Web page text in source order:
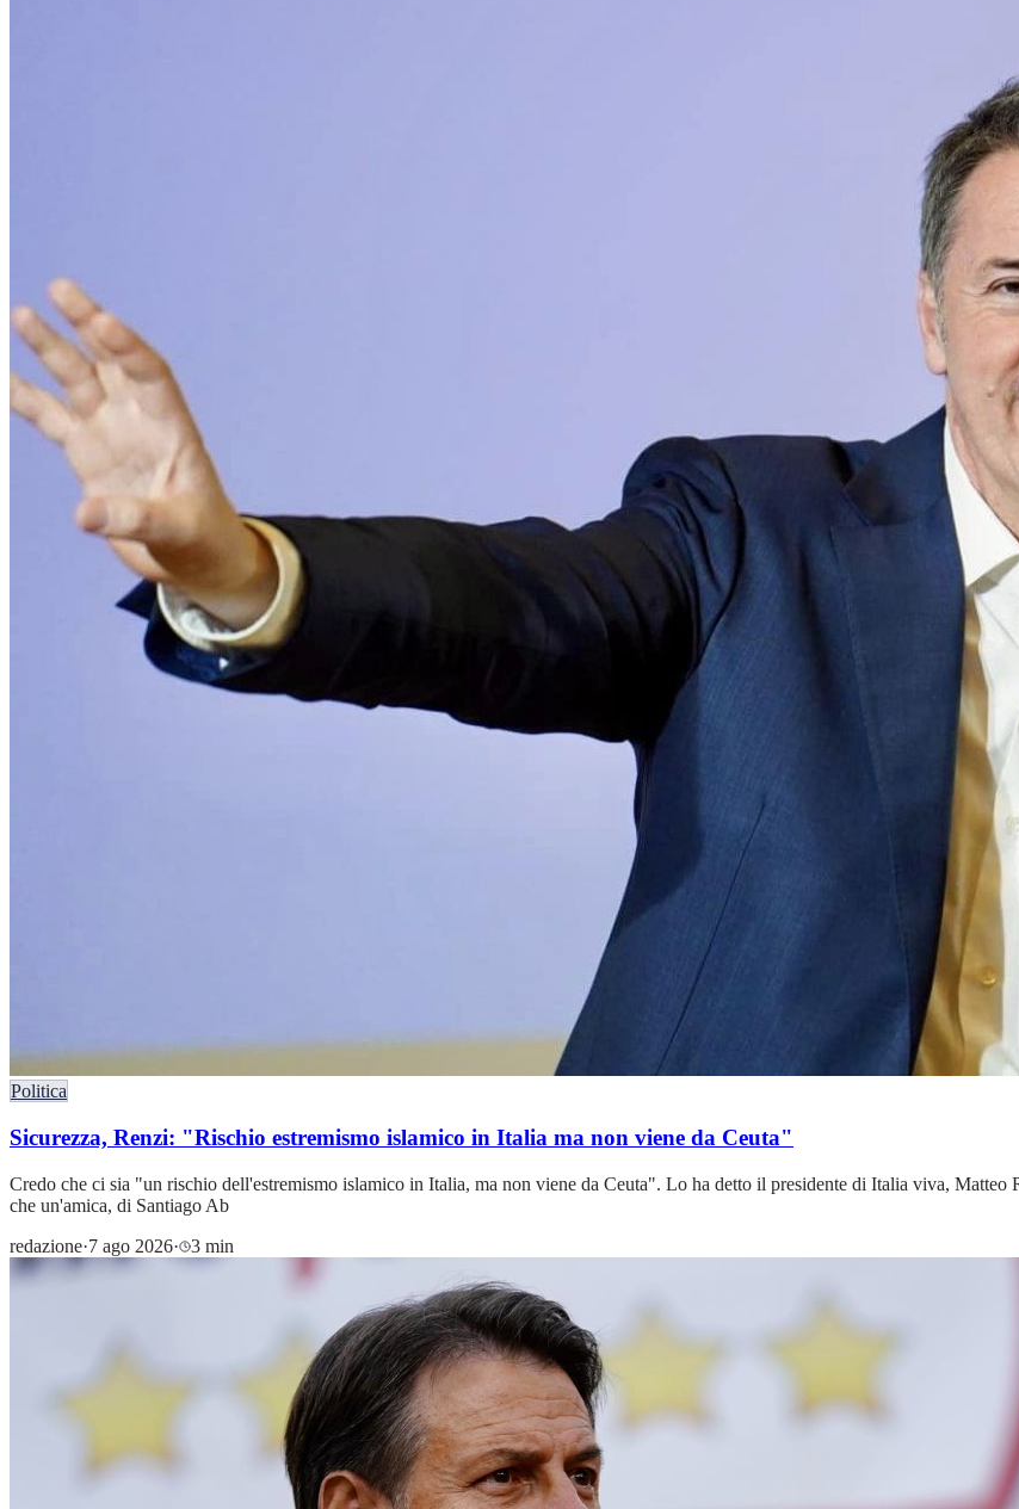
Politica
Sicurezza, Renzi: "Rischio estremismo islamico in Italia ma non viene da Ceuta"
Credo che ci sia "un rischio dell'estremismo islamico in Italia, ma non viene da Ceuta". Lo ha detto il presidente di Italia viva,
che un'amica, di Santiago Ab
redazione·7 ago 2026· 3 min